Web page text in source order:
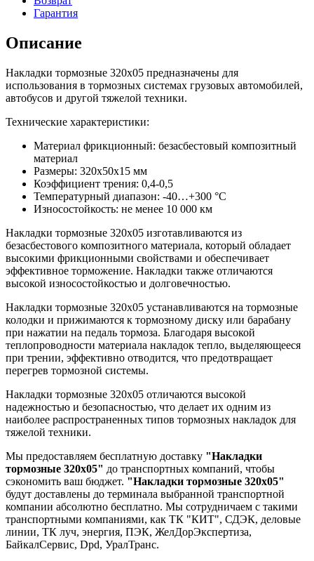
Гарантия
Описание
Накладки тормозные 320х05 предназначены для
использования в тормозных системах грузовых автомобилей,
автобусов и другой тяжелой техники.
Технические характеристики:
Материал фрикционный: безасбестовый композитный
материал
Размеры: 320х50х15 мм
Коэффициент трения: 0,4-0,5
Температурный диапазон: -40…+300 °C
Износостойкость: не менее 10 000 км
Накладки тормозные 320х05 изготавливаются из
безасбестового композитного материала, который обладает
высокими фрикционными свойствами и обеспечивает
эффективное торможение. Накладки также отличаются
высокой износостойкостью и долговечностью.
Накладки тормозные 320х05 устанавливаются на тормозные
колодки и прижимаются к тормозному диску или барабану
при нажатии на педаль тормоза. Благодаря высокой
теплопроводности материала накладок тепло, выделяющееся
при трении, эффективно отводится, что предотвращает
перегрев тормозной системы.
Накладки тормозные 320х05 отличаются высокой
надежностью и безопасностью, что делает их одним из
наиболее распространенных типов тормозных накладок для
тяжелой техники.
Мы предоставляем бесплатную доставку "Накладки
тормозные 320х05" до транспортных компаний, чтобы
сэкономить ваш бюджет. "Накладки тормозные 320х05"
будут доставлены до терминала выбранной транспортной
компании абсолютно бесплатно. Мы сотрудничаем с такими
транспортными компаниями, как ТК "КИТ", СДЭК, деловые
линии, ТК луч, энергия, ПЭК, ЖелДорЭкспертиза,
БайкалСервис, Dpd, УралТранс.